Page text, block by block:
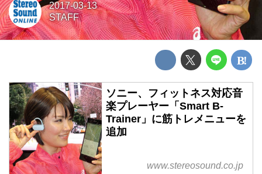
2017-03-13
STAFF
ソニー、フィットネス対応音
楽プレーヤー「Smart B-
Trainer」に筋トレメニューを
追加
www.stereosound.co.jp